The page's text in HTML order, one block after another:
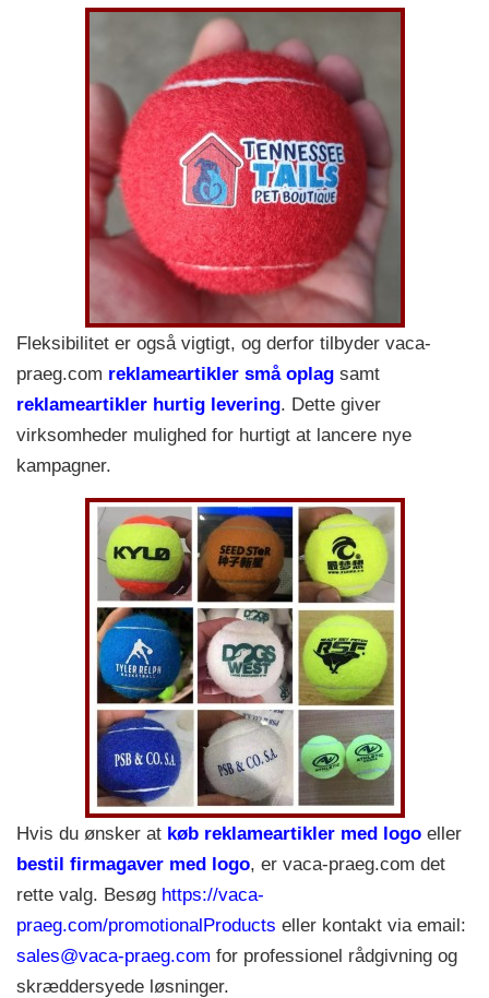
Fleksibilitet er også vigtigt, og derfor tilbyder vaca-
praeg.com reklameartikler små oplag samt
reklameartikler hurtig levering. Dette giver
virksomheder mulighed for hurtigt at lancere nye
kampagner.
Hvis du ønsker at køb reklameartikler med logo eller
bestil firmagaver med logo, er vaca-praeg.com det
rette valg. Besøg https://vaca-
praeg.com/promotionalProducts eller kontakt via email:
sales@vaca-praeg.com for professionel rådgivning og
skræddersyede løsninger.